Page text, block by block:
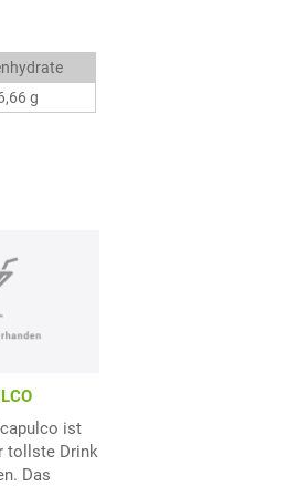
g
ist
tollste Drink
Das